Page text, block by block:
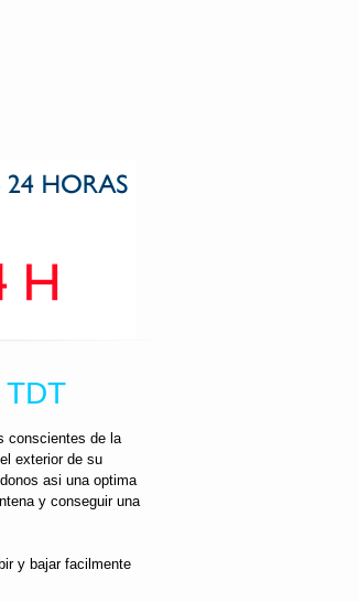
conscientes de la
exterior de su
asi una optima
y conseguir una
y bajar facilmente